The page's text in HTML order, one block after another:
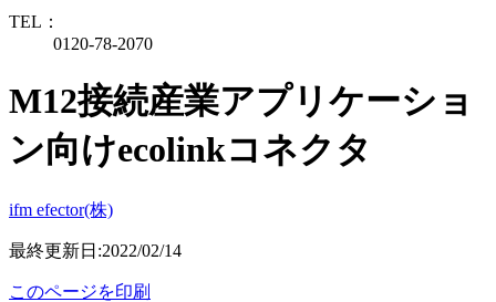
TEL：
0120-78-2070
M12接続産業アプリケーショ
ン向けecolinkコネクタ
ifm efector(株)
最終更新日:2022/02/14
このページを印刷